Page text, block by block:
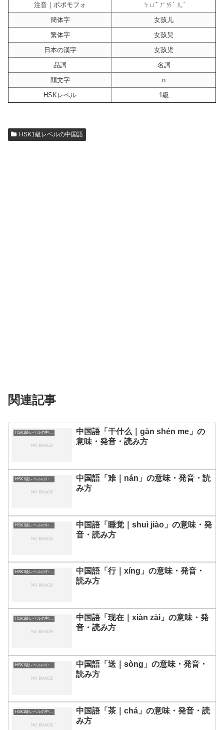
注音｜ボポモフォ
ㄋㄩˇ ㄏㄞˊ ㄦˊ
簡体字
女孩儿
繁体字
女孩兒
日本の漢字
女孩児
品詞
名詞
頭文字
n
HSKレベル
1級
HSK1級レベルの中国語
関連記事
中国語「干什么｜gàn shén me」の
意味・発音・読み方
中国語「难｜nán」の意味・発音・読
み方
HSK1級レベルの中国語
中国語「睡觉｜shuì jiào」の意味・発
音・読み方
HSK1級レベルの中国語
中国語「行｜xíng」の意味・発音・
読み方
HSK1級レベルの中国語
中国語「现在｜xiàn zài」の意味・発
音・読み方
HSK1級レベルの中国語
中国語「送｜sòng」の意味・発音・
読み方
HSK1級レベルの中国語
中国語「茶｜chá」の意味・発音・読
み方